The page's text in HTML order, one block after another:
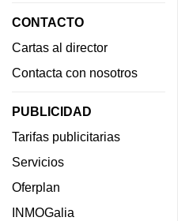
CONTACTO
Cartas al director
Contacta con nosotros
PUBLICIDAD
Tarifas publicitarias
Servicios
Oferplan
INMOGalia